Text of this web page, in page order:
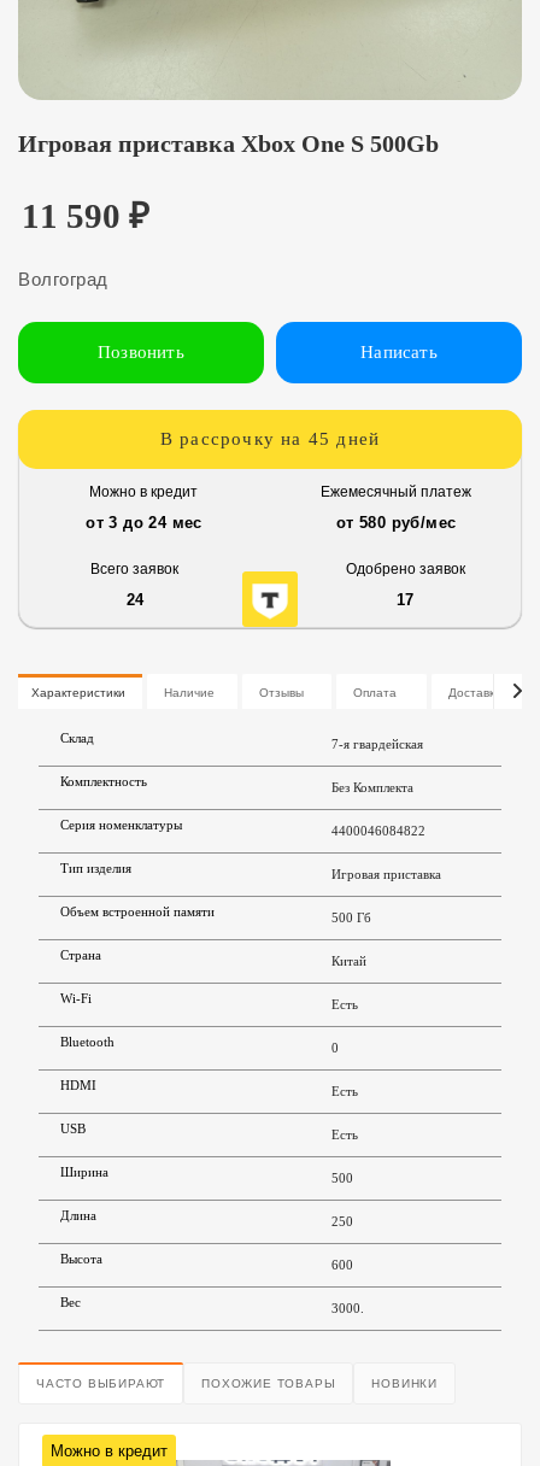
Игровая приставка Xbox One S 500Gb
11 590 ₽
Волгоград
Позвонить Написать
В рассрочку на 45 дней
Можно в кредит
от 3 до 24 мес
Ежемесячный платеж
от 580 руб/мес
Всего заявок
24
Одобрено заявок
17
Характеристики Наличие Отзывы Оплата Доставка
Склад 7-я гвардейская
Комплектность Без Комплекта
Серия номенклатуры 4400046084822
Тип изделия Игровая приставка
Объем встроенной памяти 500 Гб
Страна Китай
Wi-Fi Есть
Bluetooth 0
HDMI Есть
USB Есть
Ширина 500
Длина 250
Высота 600
Вес 3000.
ЧАСТО ВЫБИРАЮТ ПОХОЖИЕ ТОВАРЫ НОВИНКИ
Можно в кредит